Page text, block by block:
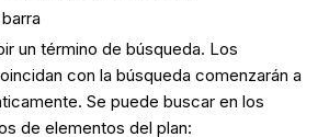
un término de búsqueda. Los
con la búsqueda comenzarán a
Se puede buscar en los
de elementos del plan: